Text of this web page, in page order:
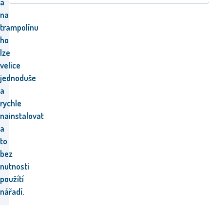
na
trampolínu
ho
lze
velice
jednoduše
a
rychle
nainstalovat
a
to
bez
nutnosti
použítí
nářadí.